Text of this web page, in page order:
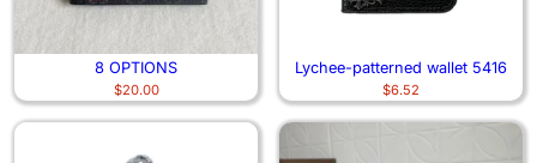
8 OPTIONS
$20.00
Lychee-patterned wallet 5416
$6.52